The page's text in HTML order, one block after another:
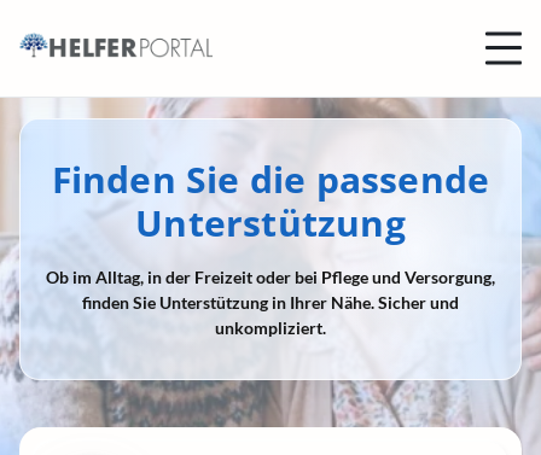
Finden Sie die passende
Unterstützung
Ob im Alltag, in der Freizeit oder bei Pflege und Versorgung,
finden Sie Unterstützung in Ihrer Nähe. Sicher und
unkompliziert.